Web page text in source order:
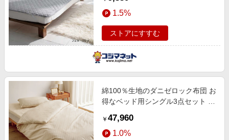
169
1.5%
ストアにすすむ
綿100％生地のダニゼロック布団 お
得なベッド用シングル3点セット ブ
￥ 47,960
1.0%